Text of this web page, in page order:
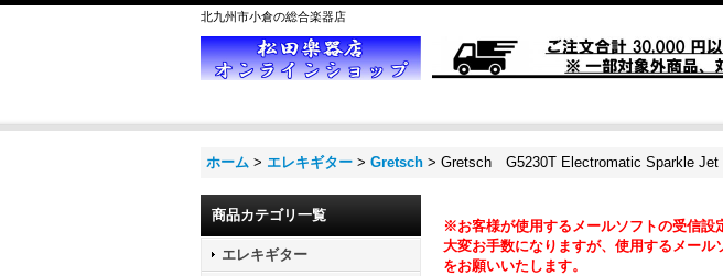
北九州市小倉の総合楽器店
ホーム > エレキギター > Gretsch > Gretsch G5230T Electromatic Sparkle Jet
商品カテゴリ一覧
エレキギター
※お客様が使用するメールソフトの受信設
大変お手数になりますが、使用するメー
をお願いいたします。